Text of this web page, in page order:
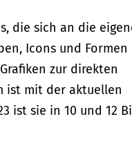
die sich an die
Icons und Formen
zur direkten
ist mit der aktuellen
ist sie in 10 und 12